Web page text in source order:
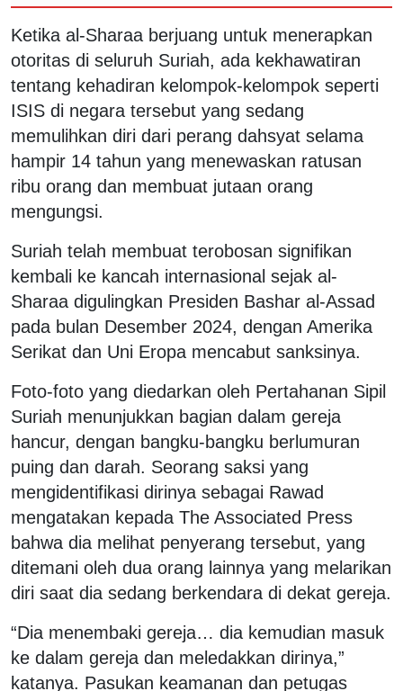
Ketika al-Sharaa berjuang untuk menerapkan
otoritas di seluruh Suriah, ada kekhawatiran
tentang kehadiran kelompok-kelompok seperti
ISIS di negara tersebut yang sedang
memulihkan diri dari perang dahsyat selama
hampir 14 tahun yang menewaskan ratusan
ribu orang dan membuat jutaan orang
mengungsi.
Suriah telah membuat terobosan signifikan
kembali ke kancah internasional sejak al-
Sharaa digulingkan Presiden Bashar al-Assad
pada bulan Desember 2024, dengan Amerika
Serikat dan Uni Eropa mencabut sanksinya.
Foto-foto yang diedarkan oleh Pertahanan Sipil
Suriah menunjukkan bagian dalam gereja
hancur, dengan bangku-bangku berlumuran
puing dan darah. Seorang saksi yang
mengidentifikasi dirinya sebagai Rawad
mengatakan kepada The Associated Press
bahwa dia melihat penyerang tersebut, yang
ditemani oleh dua orang lainnya yang melarikan
diri saat dia sedang berkendara di dekat gereja.
“Dia menembaki gereja… dia kemudian masuk
ke dalam gereja dan meledakkan dirinya,”
katanya. Pasukan keamanan dan petugas